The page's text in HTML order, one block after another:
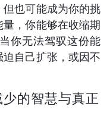
也可能成为你的挑
，你能够在收缩期
你无法驾驭这份能
自己扩张，或因不
的智慧与真正